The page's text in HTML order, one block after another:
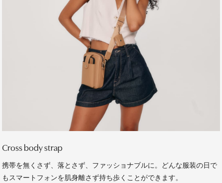
Cross body strap
携帯を無くさず、落とさず、ファッショナブルに。どんな服装の日で
もスマートフォンを肌身離さず持ち歩くことができます。